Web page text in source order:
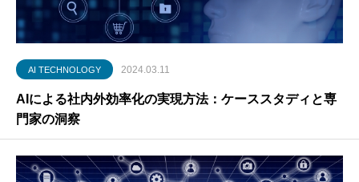
AI TECHNOLOGY 2024.03.11
AIによる社内外効率化の実現方法：ケーススタディと専
門家の洞察